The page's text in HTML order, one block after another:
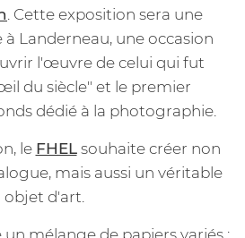
. Cette exposition sera une
Landerneau, une occasion
l'œuvre de celui qui fut
du siècle" et le premier
dédié à la photographie.
le FHELsouhaite créer non
mais aussi un véritable
objet d'art.
mélange de papiers variés :